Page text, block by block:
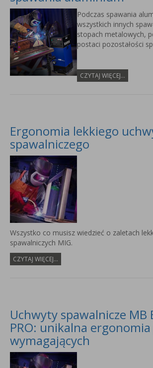
Podczas spawania
wszystkich innych
stopach metalowych,
postaci pozostałości
CZYTAJ WIĘCEJ...
Ergonomia lekkiego
spawalniczego
Wszystko co musisz wiedzieć o zaletach
spawalniczych MIG.
CZYTAJ WIĘCEJ...
Uchwyty spawalnicze MB
PRO: unikalna
wymagających